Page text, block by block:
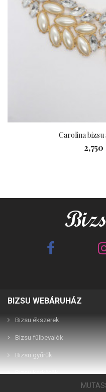
Carolina bizsu
Best Friends barna 2in1
2,990 Ft
BIZSU WEBÁRUHÁZ
Bizsu ékszerek
Bizsu fülbevalók
Bizsu gyűrűk
Bizsu karkötők